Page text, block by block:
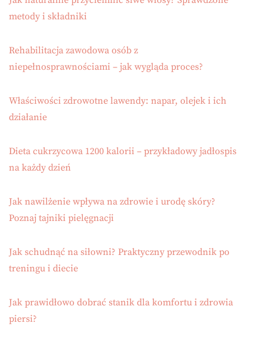
metody i składniki
Rehabilitacja zawodowa osób z
niepełnosprawnościami – jak wygląda proces?
Właściwości zdrowotne lawendy: napar, olejek i ich
działanie
Dieta cukrzycowa 1200 kalorii – przykładowy jadłospis
na każdy dzień
Jak nawilżenie wpływa na zdrowie i urodę skóry?
Poznaj tajniki pielęgnacji
Jak schudnąć na siłowni? Praktyczny przewodnik po
treningu i diecie
Jak prawidłowo dobrać stanik dla komfortu i zdrowia
piersi?